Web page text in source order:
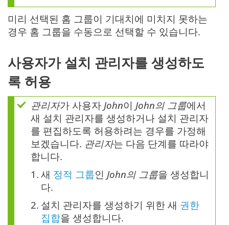
미리 선택된 홈 그룹이 기대치에 미치지 못하는
경우 홈 그룹을 수동으로 선택할 수 있습니다.
사용자가 설치 관리자를 생성하도
록 허용
관리자가 사용자 John이 John의 그룹에서
새 설치 관리자를 생성하거나 설치 관리자
를 편집하도록 허용하려는 경우를 가정해
보겠습니다. 관리자는 다음 단계를 따라야
합니다.
1. 새 정적 그룹인 John의 그룹을 생성합니
다.
2. 설치 관리자를 생성하기 위한 새 권한
집합을 생성합니다.